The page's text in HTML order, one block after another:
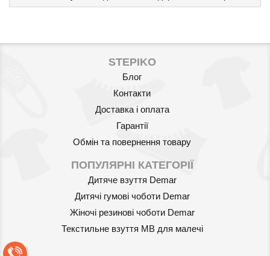
STEPIKO
Блог
Контакти
Доставка і оплата
Гарантії
Обмін та повернення товару
ПОПУЛЯРНІ КАТЕГОРІЇ
Дитяче взуття Demar
Дитячі гумові чоботи Demar
Жіночі резинові чоботи Demar
Текстильне взуття MB для малечі